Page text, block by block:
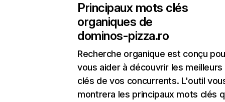
Principaux mots clés
organiques de
dominos-pizza.ro
Recherche organique est conçu
vous aider à découvrir les
clés de vos concurrents. L'outil
montrera les principaux mots clés